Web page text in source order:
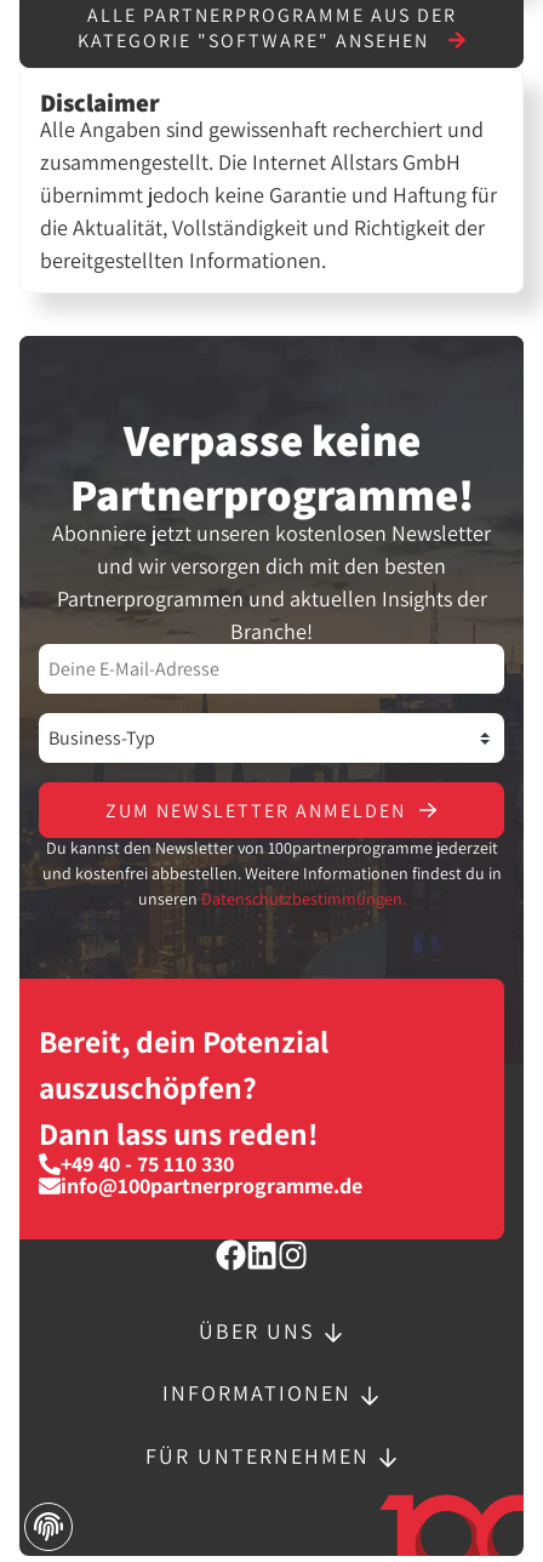
ALLE PARTNERPROGRAMME AUS DER
KATEGORIE "SOFTWARE" ANSEHEN
Disclaimer
Alle Angaben sind gewissenhaft recherchiert und
zusammengestellt. Die Internet Allstars GmbH
übernimmt jedoch keine Garantie und Haftung für
die Aktualität, Vollständigkeit und Richtigkeit der
bereitgestellten Informationen.
Verpasse keine
Partner­programme!
Abonniere jetzt unseren kostenlosen Newsletter
und wir versorgen dich mit den besten
Partnerprogrammen und aktuellen Insights der
Branche!
ZUM NEWSLETTER ANMELDEN
Du kannst den Newsletter von 100partnerprogramme jederzeit
und kostenfrei abbestellen. Weitere Informationen findest du in
unseren Datenschutzbestimmungen.
Bereit, dein Potenzial
auszuschöpfen?
Dann lass uns reden!
+49 40 - 75 110 330
info@100partnerprogramme.de
ÜBER UNS
INFORMATIONEN
FÜR UNTERNEHMEN